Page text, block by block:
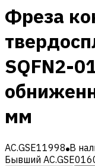
Фреза
SQFN2-
мм
AC.GSE11998 В
Бывший